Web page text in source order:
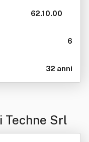
62.10.00
6
32 anni
Techne Srl